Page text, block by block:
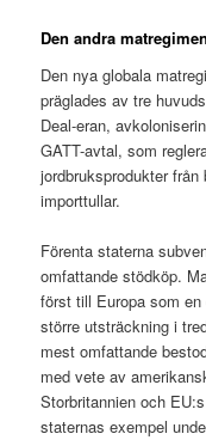
Den andra matregimen
Den nya globala
präglades av tre
Deal-eran,
GATT-avtal, som
jordbruksprodukter
importtullar.
Förenta staterna
omfattande stödköp.
först till Europa som
större utsträckning i
mest omfattande
med vete av
Storbritannien och
staternas exempel